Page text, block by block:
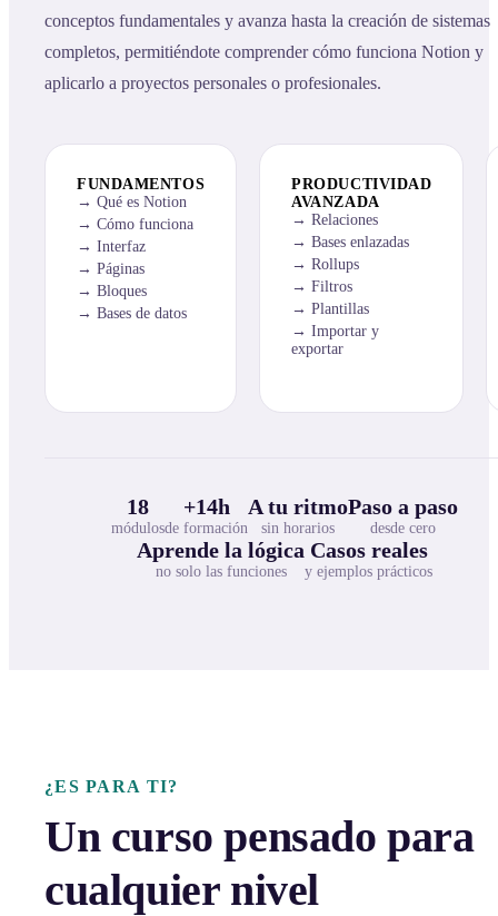
conceptos fundamentales y avanza hasta la creación de sistemas
completos, permitiéndote comprender cómo funciona Notion y
aplicarlo a proyectos personales o profesionales.
FUNDAMENTOS
Qué es Notion
Cómo funciona
Interfaz
Páginas
Bloques
Bases de datos
PRODUCTIVIDAD
AVANZADA
Relaciones
Bases enlazadas
Rollups
Filtros
Plantillas
Importar y
exportar
18
módulos
+14h
de formación
A tu ritmo
sin horarios
Paso a paso
desde cero
Aprende la lógica
no solo las funciones
Casos reales
y ejemplos prácticos
¿ES PARA TI?
Un curso pensado para
cualquier nivel